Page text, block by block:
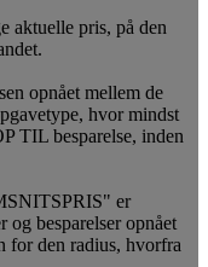
pris, på den
opnået mellem de
hvor mindst
TIL besparelse, inden
er
og besparelser opnået
for den radius, hvorfra